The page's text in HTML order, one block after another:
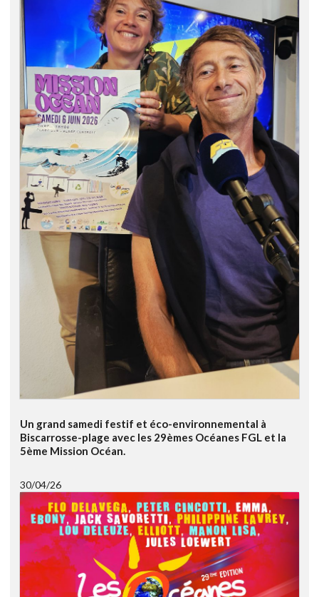
Un grand samedi festif et éco-environnemental à
Biscarrosse-plage avec les 29èmes Océanes FGL et la
5ème Mission Océan.
30/04/26